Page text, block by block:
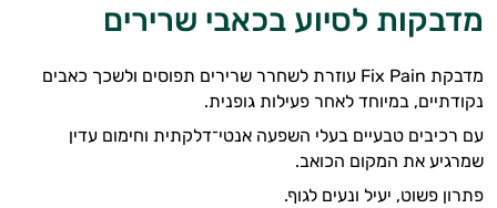
מדבקות לסיוע בכאבי שרירים
מדבקת Fix Pain עוזרת לשחרר שרירים תפוסים ולשכך כאבים
נקודתיים, במיוחד לאחר פעילות גופנית.
עם רכיבים טבעיים בעלי השפעה אנטי־דלקתית וחימום עדין
שמרגיע את המקום הכואב.
פתרון פשוט, יעיל ונעים לגוף.